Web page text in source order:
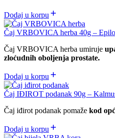
Dodaj u korpu
Čaj VRBOVICA herba 40g –
Čaj VRBOVICA herba umiruje
zloćudnih oboljenja prostate.
Dodaj u korpu
Čaj IĐIROT podanak 90g –
Čaj iđirot podanak pomaže kod
Dodaj u korpu